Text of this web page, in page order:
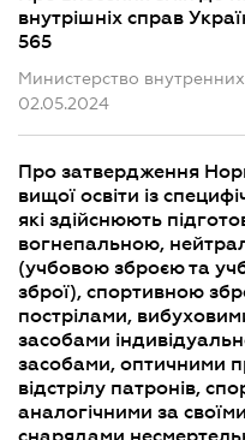
внутрішніх справ
565
Министерство
02.05.2024
Про затвердження
вищої освіти із
які здійснюють
вогнепальною,
(учбовою зброєю та
зброї), спортивною
пострілами,
засобами
засобами, оптичними
відстрілу патронів,
аналогічними за